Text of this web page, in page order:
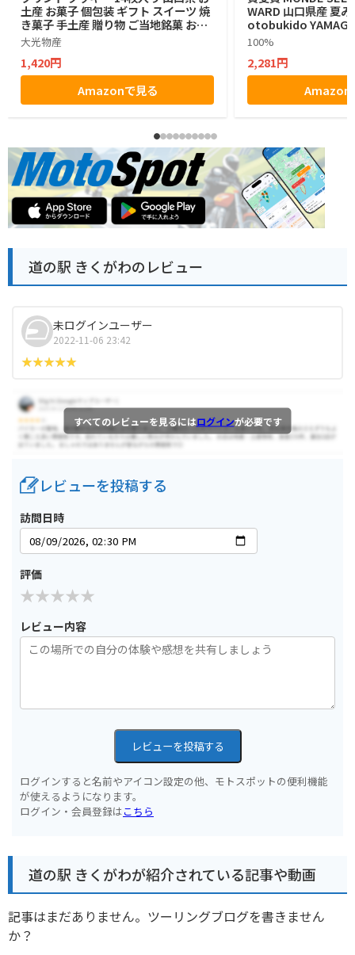
土産 お菓子 個包装 ギフト スイーツ 焼
き菓子 手土産 贈り物 ご当地銘菓 お中
元 お歳暮
大光物産
1,420円
Amazonで見る
WARD 山口県産 夏
otobukido
n Langue De Chat
ラングドシャ チョコ
入り ラングドシャ
100%
2,281円
Amazon
道の駅 きくがわのレビュー
未ログインユーザー
2022-11-06 23:42
すべてのレビューを見るにはログインが必要です
レビューを投稿する
訪問日時
評価
レビュー内容
レビューを投稿する
ログインすると名前やアイコン設定の他、モトスポットの便利機能
が使えるようになります。
ログイン・会員登録はこちら
道の駅 きくがわが紹介されている記事や動画
記事はまだありません。ツーリングブログを書きません
か？